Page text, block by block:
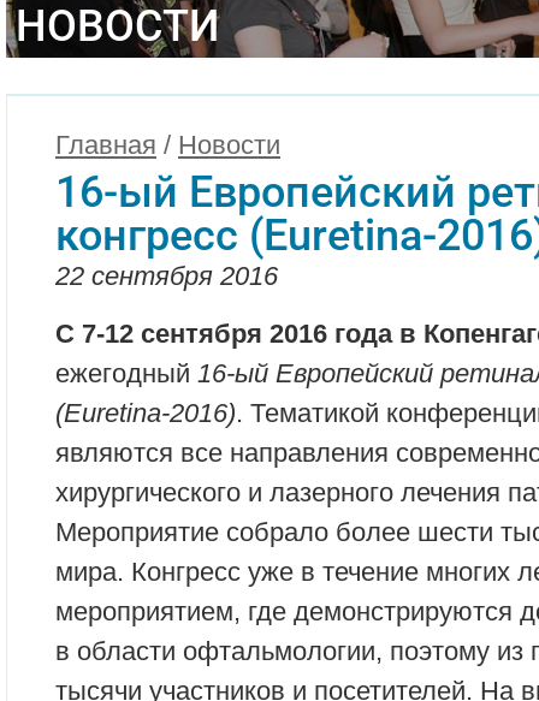
НОВОСТИ
Главная / Новости
16-ый Европейский
конгресс (Euretina-
22 сентября 2016
С 7-12 сентября 2016 года в
ежегодный 16-ый Европейский
(Euretina-2016). Тематикой
являются все направления
хирургического и лазерного лечения
Мероприятие собрало более шести
мира. Конгресс уже в течение многих
мероприятием, где демонстрируются
в области офтальмологии, поэтому из
тысячи участников и посетителей. На